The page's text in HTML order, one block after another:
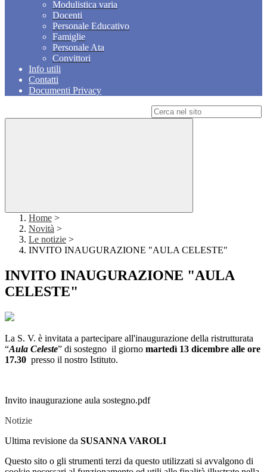
Modulistica varia
Docenti
Personale Educativo
Famiglie
Personale Ata
Convittori
Info utili
Contatti
Documenti Privacy
Home >
Novità >
Le notizie >
INVITO INAUGURAZIONE "AULA CELESTE"
INVITO INAUGURAZIONE "AULA
CELESTE"
La S. V. è invitata a partecipare all'inaugurazione della ristrutturata
“Aula Celeste” di sostegno il giorno martedì 13 dicembre alle ore
17.30 presso il nostro Istituto.
Invito inaugurazione aula sostegno.pdf
Notizie
Ultima revisione da SUSANNA VAROLI
Questo sito o gli strumenti terzi da questo utilizzati si avvalgono di